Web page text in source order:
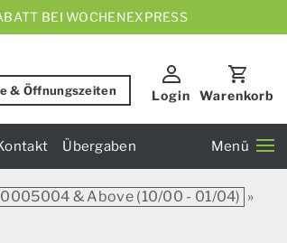
BEI WOCHENEXPRESS
& Öffnungszeiten Login Warenkorb
Übergaben Menü
& Above (10/00 - 01/04) »